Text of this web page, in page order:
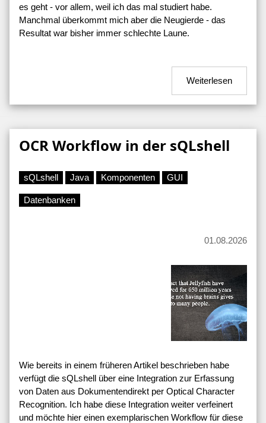
es geht - vor allem, weil ich das mal studiert habe.
Manchmal überkommt mich aber die Neugierde - das
Resultat war bisher immer schlechte Laune.
Weiterlesen
OCR Workflow in der sQLshell
sQLshell Java Komponenten GUI
Datenbanken
01.08.2026
Wie bereits in einem früheren Artikel beschrieben habe
verfügt die sQLshell über eine Integration zur Erfassung
von Daten aus Dokumentendirekt per Optical Character
Recognition. Ich habe diese Integration weiter verfeinert
und möchte hier einen exemplarischen Workflow für diese